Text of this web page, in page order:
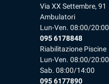
Via XX Settembre, 91
Ambulatori
Lun-Ven. 08:00/20:00
095 6178848
Riabilitazione Piscine
Lun-Ven. 08:00/20:00
Sab. 08:00/14:00
095 6177890